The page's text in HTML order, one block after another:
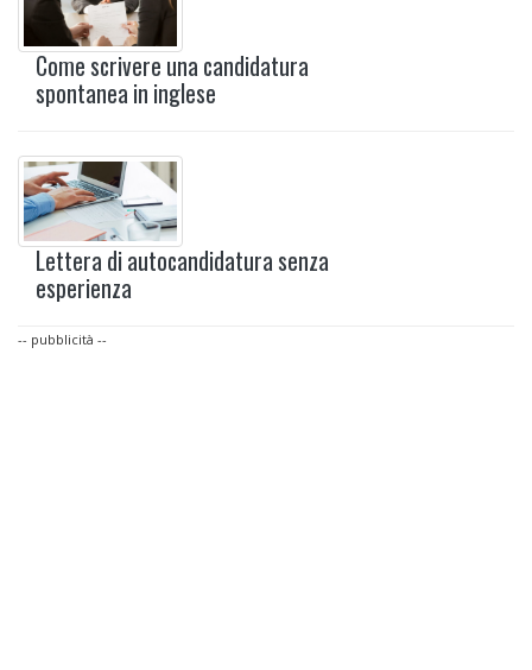
Come scrivere una candidatura
spontanea in inglese
Lettera di autocandidatura senza
esperienza
-- pubblicità --